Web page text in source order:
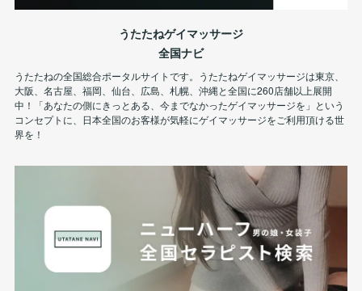
うたたねゲイマッサージ
全国ナビ
うたたねの全国総合ポータルサイトです。うたたねゲイマッサージは東京、
大阪、名古屋、福岡、仙台、広島、札幌、沖縄と全国に260店舗以上展開
中！「あなたの側にきっとある、今までなかったゲイマッサージを」という
コンセプトに、日本全国のお客様が気軽にゲイマッサージをご利用頂ける世
界を！